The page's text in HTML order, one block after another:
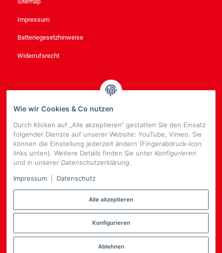
Impressum
Batteriegesetzhinweise
Widerrufsrecht
NEWSLETTER ABONNIEREN
Bitte senden Sie mir entsprechend Ihrer
Datenschutzerklärung
regelmäßig und jederzeit widerruflich Informationen zu Ihrem
Produktsortiment per E-Mail zu.
E-
Mail-
Adresse
NEWSLETTER
Datenschutz-Einstellungen
Wie wir Cookies & Co nutzen
Durch Klicken auf „Alle akzeptieren“ gestatten Sie den Einsatz
folgender Dienste auf unserer Website: YouTube, Vimeo. Sie
können die Einstellung jederzeit ändern (Fingerabdruck-Icon
links unten). Weitere Details finden Sie unter Konfigurieren
und in unserer Datenschutzerklärung.
Impressum
Datenschutz
Alle akzeptieren
Konfigurieren
Ablehnen